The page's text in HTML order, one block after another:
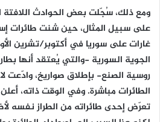
ومع ذلك، سُجّلت بعض الحوادث اللافتة
روسية الصنع- بإطلاق صواريخ، وادّعت
الطائرات مباشرة. وفي الوقت ذاته،
تعرّض إحدى طائراته من الطراز نفسه